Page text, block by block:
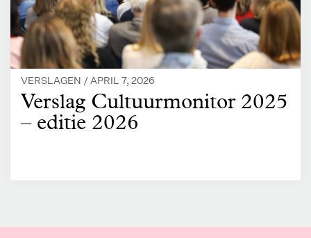
VERSLAGEN /APRIL 7, 2026
Verslag Cultuurmonitor 2025
– editie 2026